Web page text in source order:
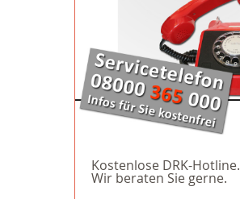
Kostenlose DRK-Hotline.
Wir beraten Sie gerne.